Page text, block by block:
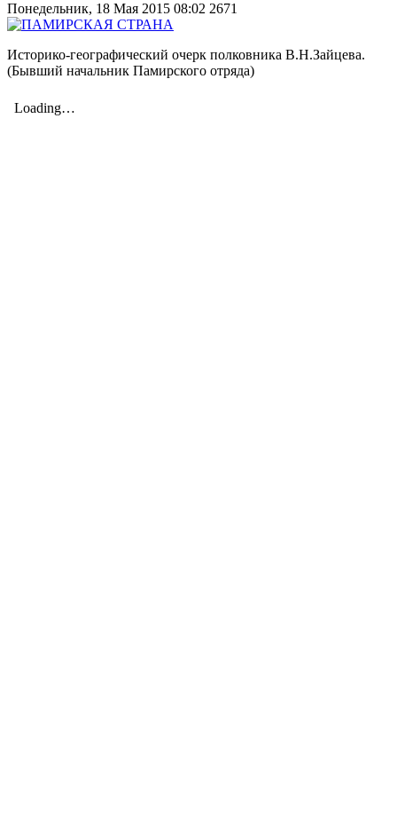
Понедельник, 18 Мая 2015 08:02 2671
Историко-географический очерк полковника В.Н.Зайцева.
(Бывший начальник Памирского отряда)